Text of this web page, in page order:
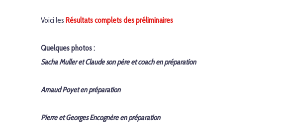
Voici les Résultats complets des préliminaires
Quelques photos :
Sacha Muller et Claude son père et coach en préparation
Arnaud Poyet en préparation
Pierre et Georges Encognère en préparation